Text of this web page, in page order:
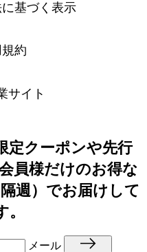
基づく表示
約
サイト
定クーポンや先行
員様だけのお得な
週）でお届けして
メール